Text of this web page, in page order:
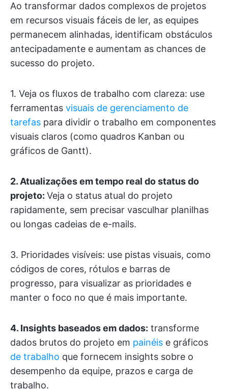
Ao transformar dados complexos de projetos
em recursos visuais fáceis de ler, as equipes
permanecem alinhadas, identificam obstáculos
antecipadamente e aumentam as chances de
sucesso do projeto.
1. Veja os fluxos de trabalho com clareza: use
ferramentas visuais de gerenciamento de
tarefas para dividir o trabalho em componentes
visuais claros (como quadros Kanban ou
gráficos de Gantt).
2. Atualizações em tempo real do status do
projeto: Veja o status atual do projeto
rapidamente, sem precisar vasculhar planilhas
ou longas cadeias de e-mails.
3. Prioridades visíveis: use pistas visuais, como
códigos de cores, rótulos e barras de
progresso, para visualizar as prioridades e
manter o foco no que é mais importante.
4. Insights baseados em dados: transforme
dados brutos do projeto em painéis e gráficos
de trabalho que fornecem insights sobre o
desempenho da equipe, prazos e carga de
trabalho.